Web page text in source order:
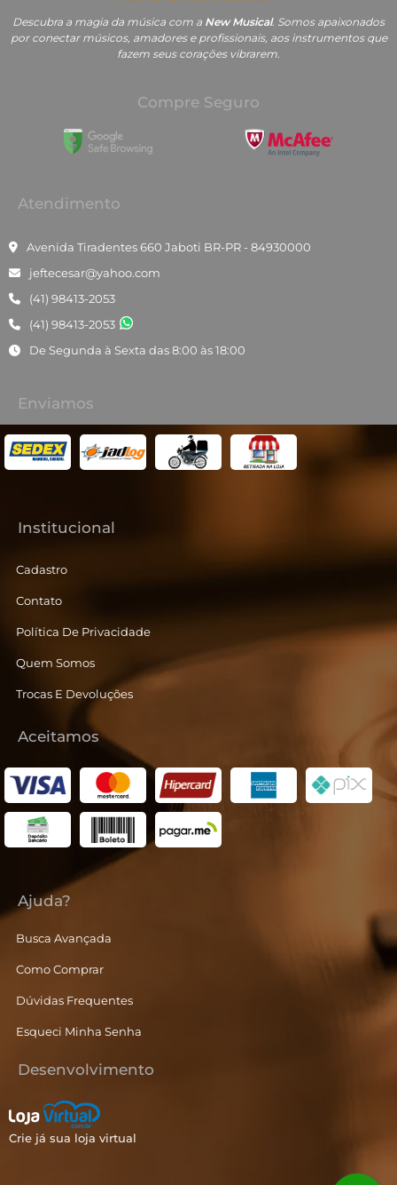
Descubra a magia da música com a New Musical. Somos apaixonados
por conectar músicos, amadores e profissionais, aos instrumentos que
fazem seus corações vibrarem.
Compre Seguro
Atendimento
Avenida Tiradentes 660 Jaboti BR-PR - 84930000
jeftecesar@yahoo.com
(41) 98413-2053
(41) 98413-2053
De Segunda à Sexta das 8:00 às 18:00
Enviamos
Institucional
Cadastro
Contato
Política De Privacidade
Quem Somos
Trocas E Devoluções
Aceitamos
Ajuda?
Busca Avançada
Como Comprar
Dúvidas Frequentes
Esqueci Minha Senha
Desenvolvimento
Crie já sua loja virtual